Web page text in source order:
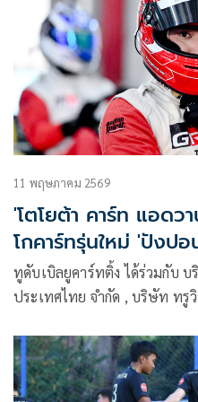
11 พฤษภาคม 2569
'โตโยต้า คาร์ท แอดวานซ์ เ
โกคาร์ทรุ่นใหม่ 'ปังป
บันดาลใจ
ทูดับเบิลยูคาร์ทติ้ง ได้ร่วมกับ บ
ประเทศไทย จำกัด , บริษัท ท
คาร์ทเยาวชน “ทรูวิชั่นส์ – โต
เทรนนิ่ง 2026”